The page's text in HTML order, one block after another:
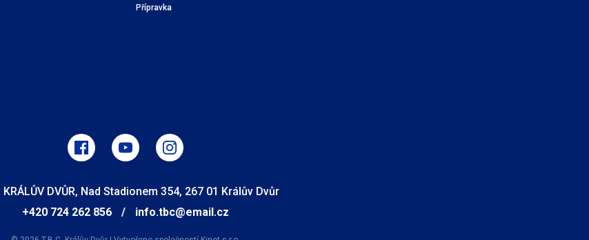
Přípravka
KRÁLŮV DVŮR, Nad Stadionem 354, 267 01 Králův Dvůr
+420 724 262 856
/ info.tbc@email.cz